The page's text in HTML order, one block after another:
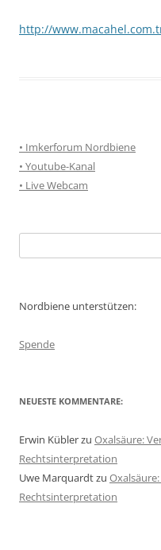
http://
• Imkerforum Nordbiene
• Youtube-Kanal
• Live Webcam
nach:
Nordbiene unterstützen:
Spende
NEUESTE KOMMENTARE:
Erwin Küblerzu Oxalsäure:
Rechtsinterpretation
Uwe Marquardtzu
Rechtsinterpretation